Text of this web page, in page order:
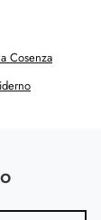
Cosenza